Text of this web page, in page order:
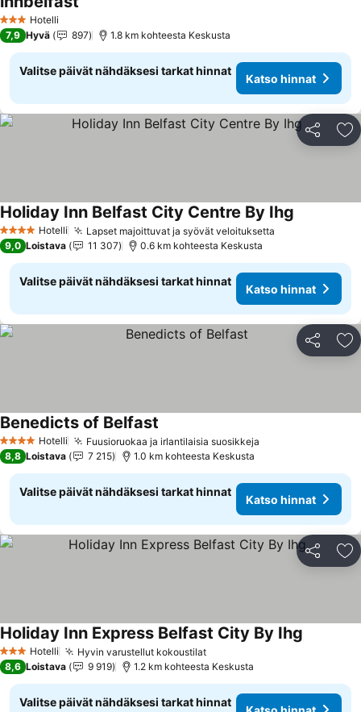
3 Tähtiluokitus
Hotelli
7,9 Hyvä 897 1.8 km kohteesta Keskusta
Valitse päivät nähdäksesi tarkat hinnat
Katso hinnat
Jaa
4 Tähtiluokitus
Hotelli Lapset majoittuvat ja syövät veloituksetta
Holiday Inn Belfast City Centre By Ihg
9,0 Loistava 11 307 0.6 km kohteesta Keskusta
Valitse päivät nähdäksesi tarkat hinnat
Katso hinnat
Jaa
4 Tähtiluokitus
Hotelli Fuusioruokaa ja irlantilaisia suosikkeja
Benedicts of Belfast
8,8 Loistava 7 215 1.0 km kohteesta Keskusta
Valitse päivät nähdäksesi tarkat hinnat
Katso hinnat
Jaa
3 Tähtiluokitus
Hotelli Hyvin varustellut kokoustilatKatso hinnat
Holiday Inn Express Belfast City By Ihg
8,6 Loistava 9 919 1.2 km kohteesta Keskusta
Valitse päivät nähdäksesi tarkat hinnat